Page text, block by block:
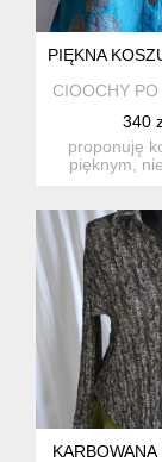
PIĘKNA
CIOOCHY
340
proponuję
pięknym,